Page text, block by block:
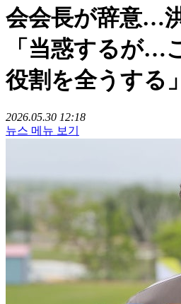
会会長が辞意…
「当惑するが…
役割を全うする」
2026.05.30 12:18
뉴스 메뉴 보기